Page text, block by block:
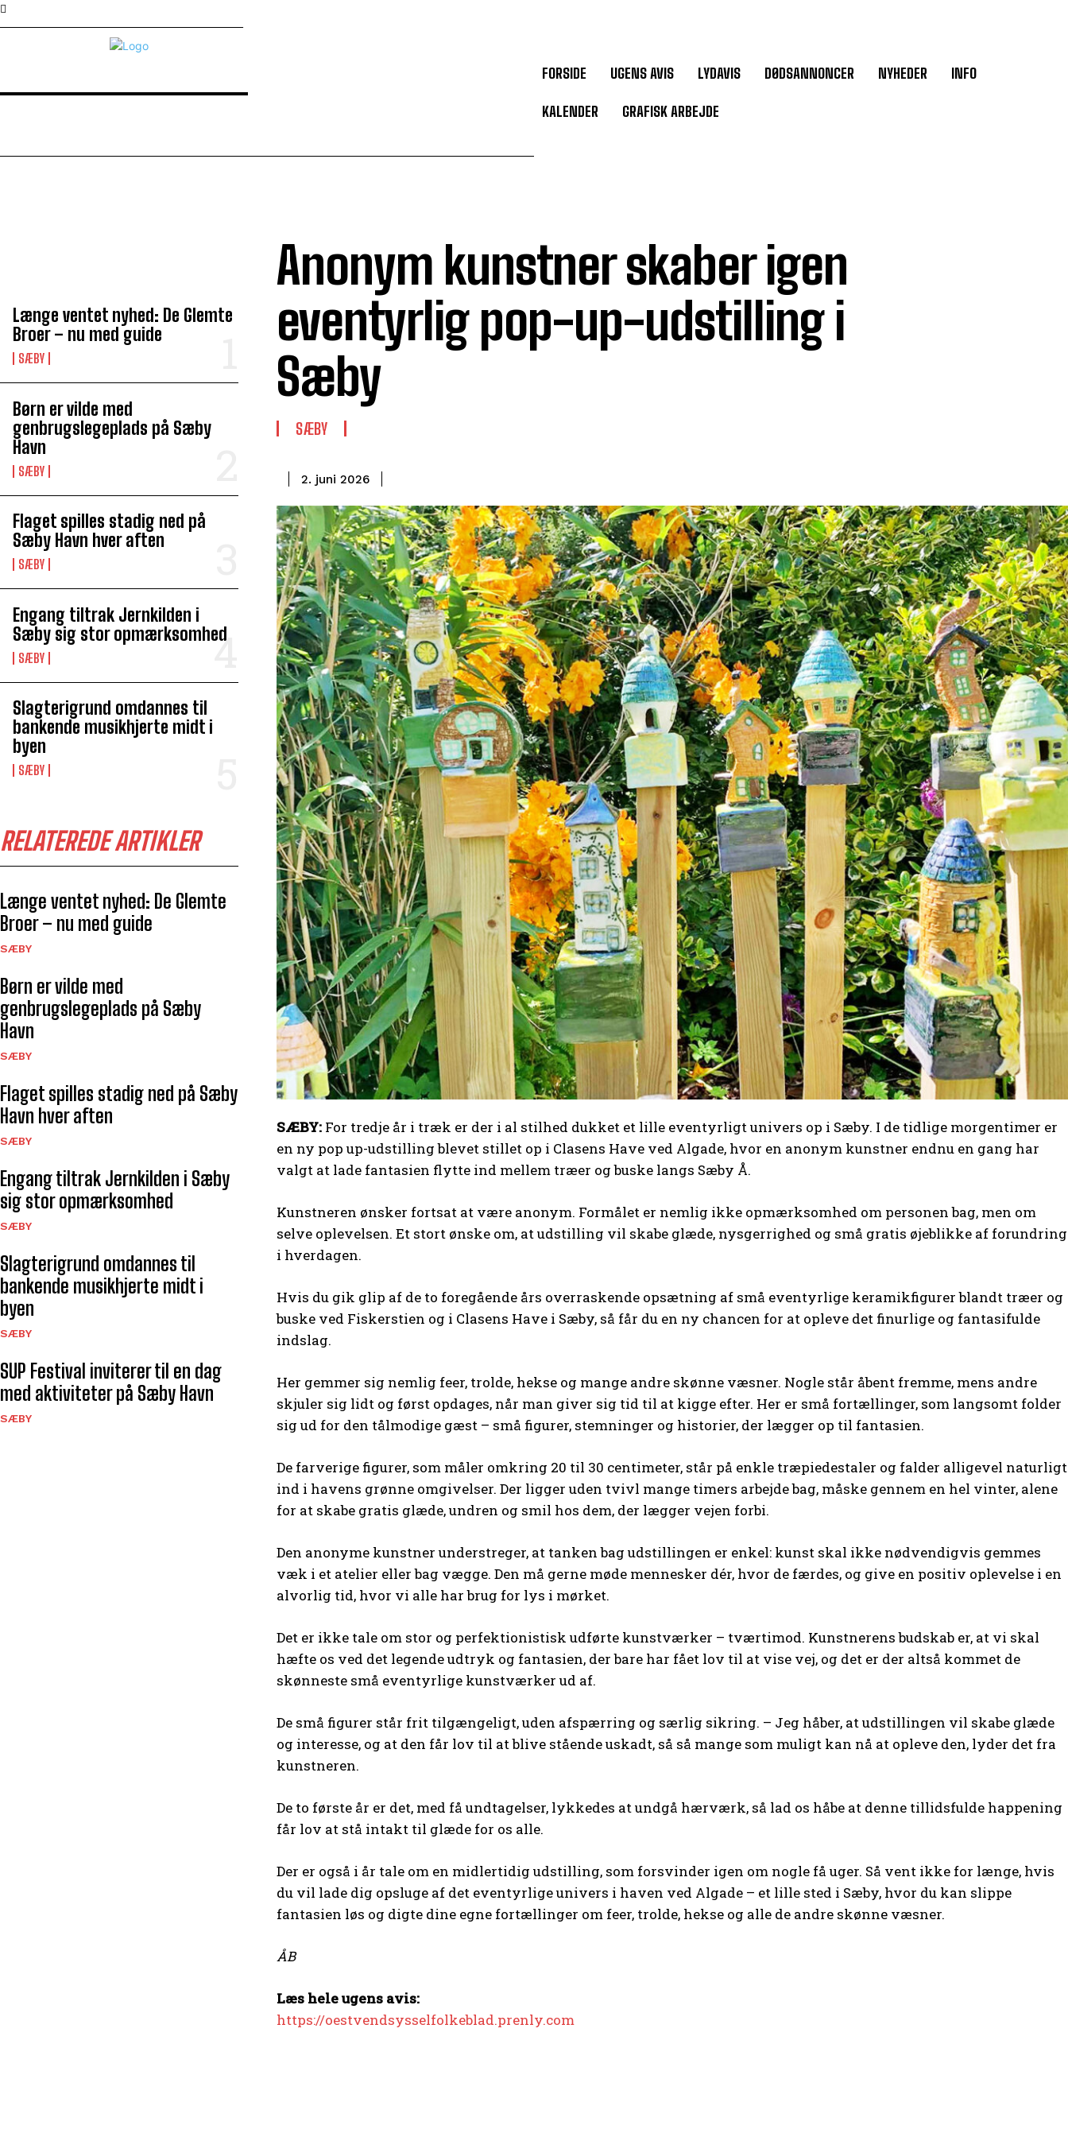
FORSIDE UGENS AVIS LYDAVIS DØDSANNONCER NYHEDER INFO
KALENDER GRAFISK ARBEJDE
Længe ventet nyhed: De Glemte
Broer – nu med guide
SÆBY
Børn er vilde med
genbrugslegeplads på Sæby
Havn
SÆBY
Flaget spilles stadig ned på
Sæby Havn hver aften
SÆBY
Engang tiltrak Jernkilden i
Sæby sig stor opmærksomhed
SÆBY
Slagterigrund omdannes til
bankende musikhjerte midt i
byen
SÆBY
RELATEREDE ARTIKLER
Længe ventet nyhed: De Glemte
Broer – nu med guide
SÆBY
Børn er vilde med
genbrugslegeplads på Sæby
Havn
SÆBY
Flaget spilles stadig ned på Sæby
Havn hver aften
SÆBY
Engang tiltrak Jernkilden i Sæby
sig stor opmærksomhed
SÆBY
Slagterigrund omdannes til
bankende musikhjerte midt i
byen
SÆBY
SUP Festival inviterer til en dag
med aktiviteter på Sæby Havn­
SÆBY
Anonym kunstner skaber igen
eventyrlig pop-up-udstilling i
Sæby
SÆBY
2. juni 2026
SÆBY: For tredje år i træk er der i al stilhed dukket et lille eventyrligt univers op i Sæby. I de tidlige morgentimer er
en ny pop up-udstilling blevet stillet op i Clasens Have ved Algade, hvor en anonym kunstner endnu en gang har
valgt at lade fantasien flytte ind mellem træer og buske langs Sæby Å.
Kunstneren ønsker fortsat at være anonym. Formålet er nemlig ikke opmærksomhed om personen bag, men om
selve oplevelsen. Et stort ønske om, at udstilling vil skabe glæde, nysgerrighed og små gratis øjeblikke af forundring
i hverdagen.
Hvis du gik glip af de to foregående års overraskende opsætning af små eventyrlige keramikfigurer blandt træer og
buske ved Fiskerstien og i Clasens Have i Sæby, så får du en ny chancen for at opleve det finurlige og fantasifulde
indslag.
Her gemmer sig nemlig feer, trolde, hekse og mange andre skønne væsner. Nogle står åbent fremme, mens andre
skjuler sig lidt og først opdages, når man giver sig tid til at kigge efter. Her er små fortællinger, som langsomt folder
sig ud for den tålmodige gæst – små figurer, stemninger og historier, der lægger op til fantasien.
De farverige figurer, som måler omkring 20 til 30 centimeter, står på enkle træpiedestaler og falder alligevel naturligt
ind i havens grønne omgivelser. Der ligger uden tvivl mange timers arbejde bag, måske gennem en hel vinter, alene
for at skabe gratis glæde, undren og smil hos dem, der lægger vejen forbi.
Den anonyme kunstner understreger, at tanken bag udstillingen er enkel: kunst skal ikke nødvendigvis gemmes
væk i et atelier eller bag vægge. Den må gerne møde mennesker dér, hvor de færdes, og give en positiv oplevelse i en
alvorlig tid, hvor vi alle har brug for lys i mørket.
Det er ikke tale om stor og perfektionistisk udførte kunstværker – tværtimod. Kunstnerens budskab er, at vi skal
hæfte os ved det legende udtryk og fantasien, der bare har fået lov til at vise vej, og det er der altså kommet de
skønneste små eventyrlige kunstværker ud af.
De små figurer står frit tilgængeligt, uden afspærring og særlig sikring. – Jeg håber, at udstillingen vil skabe glæde
og interesse, og at den får lov til at blive stående uskadt, så så mange som muligt kan nå at opleve den, lyder det fra
kunstneren.
De to første år er det, med få undtagelser, lykkedes at undgå hærværk, så lad os håbe at denne tillidsfulde happening
får lov at stå intakt til glæde for os alle.
Der er også i år tale om en midlertidig udstilling, som forsvinder igen om nogle få uger. Så vent ikke for længe, hvis
du vil lade dig opsluge af det eventyrlige univers i haven ved Algade – et lille sted i Sæby, hvor du kan slippe
fantasien løs og digte dine egne fortællinger om feer, trolde, hekse og alle de andre skønne væsner.
ÅB
Læs hele ugens avis:
https://oestvendsysselfolkeblad.prenly.com